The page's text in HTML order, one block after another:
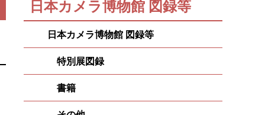
日本カメラ博物館 図録等
日本カメラ博物館 図録等
特別展図録
書籍